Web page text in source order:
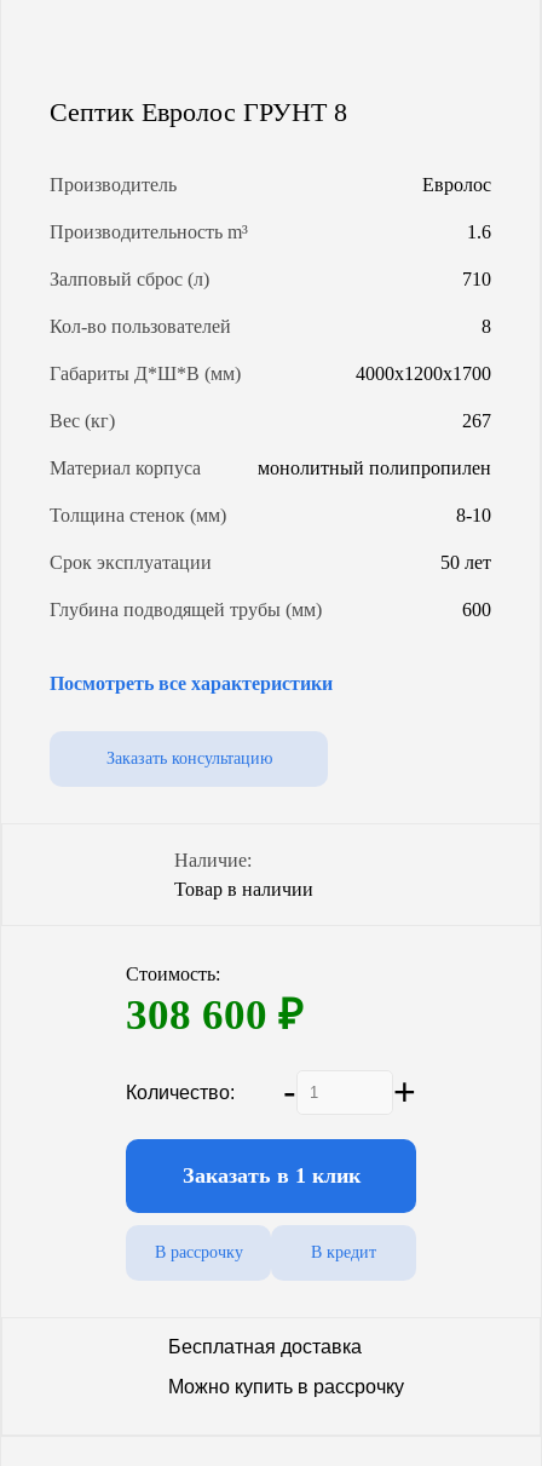
О КОМПАНИИ
Септик Евролос ГРУНТ 8
Производитель Евролос
Производительность m³ 1.6
Залповый сброс (л) 710
Кол-во пользователей 8
Габариты Д*Ш*В (мм) 4000x1200x1700
Вес (кг) 267
Материал корпуса монолитный полипропилен
Толщина стенок (мм) 8-10
Срок эксплуатации 50 лет
Глубина подводящей трубы (мм) 600
Уровень грунтовых вод
Способ водоотведения
Количество компрессоров
Посмотреть все характеристики
Заказать консультацию
Наличие:
Товар в наличии
Стоимость:
308 600 ₽
Количество: - +
Заказать в 1 клик
В рассрочку В кредит
Бесплатная доставка
Можно купить в рассрочку